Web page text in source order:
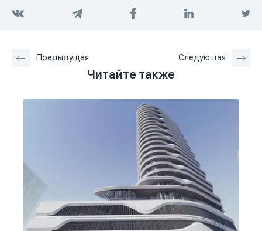
Предыдущая Следующая
Читайте также